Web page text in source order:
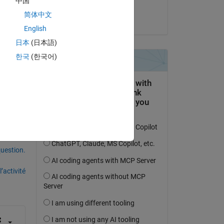
le 6 Avr 2021
简体中文
English
日本 (日本語)
한국 (한국어)